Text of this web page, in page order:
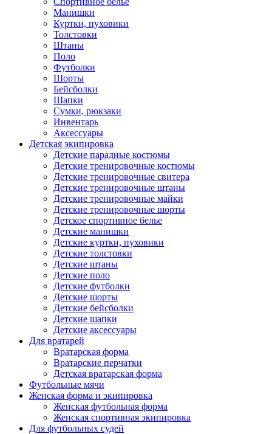
Манишки
Куртки, пуховики
Толстовки
Штаны
Поло
Футболки
Шорты
Бейсболки
Шапки
Сумки, рюкзаки
Инвентарь
Аксессуары
Детская экипировка
Детские парадные костюмы
Детские тренировочные костюмы
Детские тренировочные свитера
Детские тренировочные штаны
Детские тренировочные майки
Детские тренировочные шорты
Детское спортивное белье
Детские манишки
Детские куртки, пуховики
Детские толстовки
Детские штаны
Детские поло
Детские футболки
Детские шорты
Детские бейсболки
Детские шапки
Детские аксессуары
Для вратарей
Вратарская форма
Вратарские перчатки
Детская вратарская форма
Футбольные мячи
Женская форма и экипировка
Женская футбольная форма
Женская спортивная экипировка
Для футбольных судей